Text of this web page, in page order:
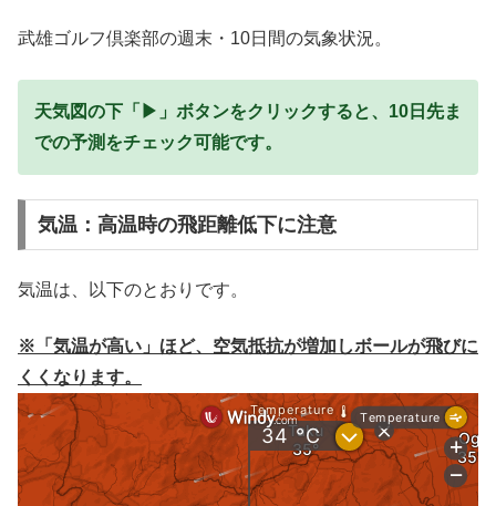
武雄ゴルフ倶楽部の週末・10日間の気象状況。
天気図の下「▶」ボタンをクリックすると、10日先ま
での予測をチェック可能です。
気温：高温時の飛距離低下に注意
気温は、以下のとおりです。
※「気温が高い」ほど、空気抵抗が増加しボールが飛びに
くくなります。